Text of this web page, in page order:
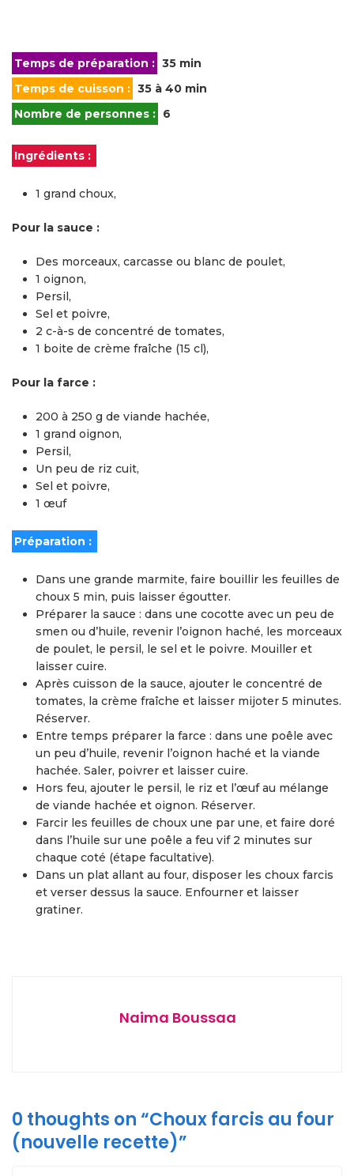
Temps de préparation : 35 min
Temps de cuisson : 35 à 40 min
Nombre de personnes : 6
Ingrédients :
1 grand choux,
Pour la sauce :
Des morceaux, carcasse ou blanc de poulet,
1 oignon,
Persil,
Sel et poivre,
2 c-à-s de concentré de tomates,
1 boite de crème fraîche (15 cl),
Pour la farce :
200 à 250 g de viande hachée,
1 grand oignon,
Persil,
Un peu de riz cuit,
Sel et poivre,
1 œuf
Préparation :
Dans une grande marmite, faire bouillir les feuilles de
choux 5 min, puis laisser égoutter.
Préparer la sauce : dans une cocotte avec un peu de
smen ou d’huile, revenir l’oignon haché, les morceaux
de poulet, le persil, le sel et le poivre. Mouiller et
laisser cuire.
Après cuisson de la sauce, ajouter le concentré de
tomates, la crème fraîche et laisser mijoter 5 minutes.
Réserver.
Entre temps préparer la farce : dans une poêle avec
un peu d’huile, revenir l’oignon haché et la viande
hachée. Saler, poivrer et laisser cuire.
Hors feu, ajouter le persil, le riz et l’œuf au mélange
de viande hachée et oignon. Réserver.
Farcir les feuilles de choux une par une, et faire doré
dans l’huile sur une poêle a feu vif 2 minutes sur
chaque coté (étape facultative).
Dans un plat allant au four, disposer les choux farcis
et verser dessus la sauce. Enfourner et laisser
gratiner.
Naima Boussaa
0 thoughts on “Choux farcis au four
(nouvelle recette)”